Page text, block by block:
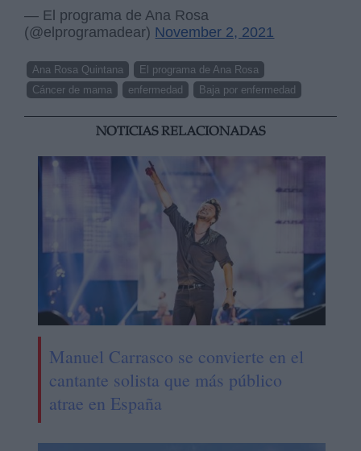
— El programa de Ana Rosa
(@elprogramadear) November 2, 2021
Ana Rosa Quintana
El programa de Ana Rosa
Cáncer de mama
enfermedad Baja por enfermedad
NOTICIAS RELACIONADAS
Manuel Carrasco se convierte en el
cantante solista que más público
atrae en España